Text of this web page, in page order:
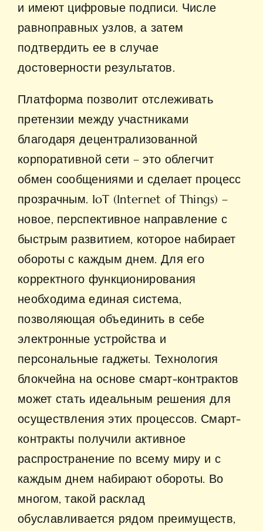
и имеют цифровые подписи. Числе
равноправных узлов, а затем
подтвердить ее в случае
достоверности результатов.
Платформа позволит отслеживать
претензии между участниками
благодаря децентрализованной
корпоративной сети – это облегчит
обмен сообщениями и сделает процесс
прозрачным. IoT (Internet of Things) –
новое, перспективное направление с
быстрым развитием, которое набирает
обороты с каждым днем. Для его
корректного функционирования
необходима единая система,
позволяющая объединить в себе
электронные устройства и
персональные гаджеты. Технология
блокчейна на основе смарт-контрактов
может стать идеальным решения для
осуществления этих процессов. Смарт-
контракты получили активное
распространение по всему миру и с
каждым днем набирают обороты. Во
многом, такой расклад
обуславливается рядом преимуществ,